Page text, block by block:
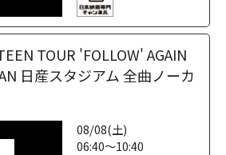
TOUR 'FOLLOW' AGAIN
日産スタジアム 全曲ノーカ
08/08(土)
06:40～10:40